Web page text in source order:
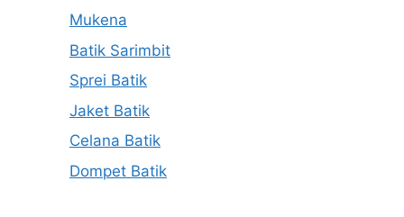
Mukena
Batik Sarimbit
Sprei Batik
Jaket Batik
Celana Batik
Dompet Batik